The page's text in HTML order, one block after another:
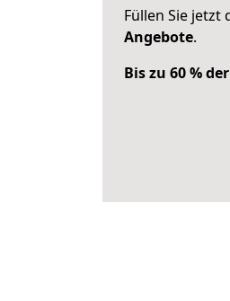
Füllen Sie jetzt
Angebote.
Bis zu 60 %